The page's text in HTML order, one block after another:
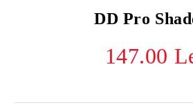
DD Pro
147.00